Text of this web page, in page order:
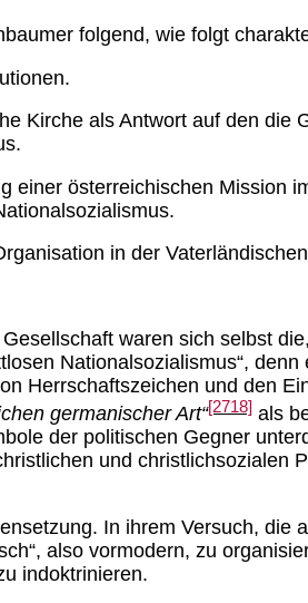
folgend, wie folgt
Kirche als Antwort auf den die
österreichischen Mission
in der
waren sich selbst
Nationalsozialismus“,
Herrschaftszeichen und den
germanischer Art“[2718] als
der politischen Gegner
und christlichsozialen
In ihrem Versuch, die
also vormodern, zu
indoktrinieren.